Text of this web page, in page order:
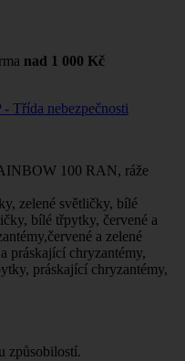
nad 1 000 Kč
- Třída nebezpečnosti
100 RAN, ráže
zelené světličky, bílé
bílé třpytky, červené a
a zelené
práskající chryzantémy,
práskající chryzantémy,
způsobilostí.